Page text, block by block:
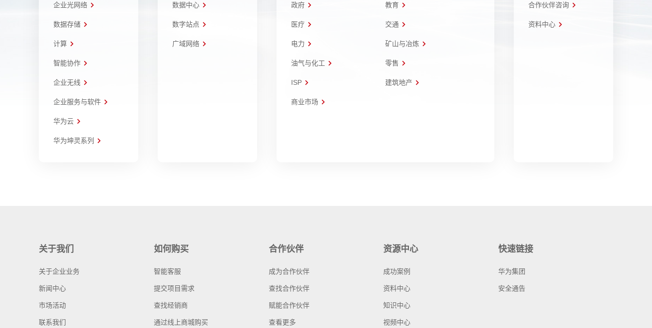
企业光网络
数据存储
计算
智能协作
企业无线
企业服务与软件
华为云
华为坤灵系列
数据中心
数字站点
广域网络
政府 教育
医疗 交通
电力 矿山与冶炼
油气与化工 零售
ISP 建筑地产
商业市场
合作伙伴咨询
资料中心
关于我们
关于企业业务
新闻中心
市场活动
联系我们
如何购买
智能客服
提交项目需求
查找经销商
通过线上商城购买
合作伙伴
成为合作伙伴
查找合作伙伴
赋能合作伙伴
查看更多
资源中心
成功案例
资料中心
知识中心
视频中心
快速链接
华为集团
安全通告